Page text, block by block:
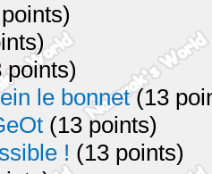
points)
le bonnet(13
(13 points)
! (13 points)